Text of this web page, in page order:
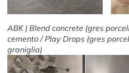
ABK | Blend concrete (gres
cemento / Play Drops (gres
graniglia)